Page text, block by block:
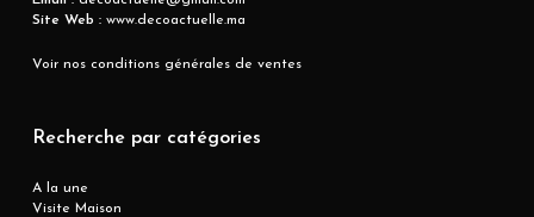
Site Web :www.decoactuelle.ma
Voir nos conditions générales de ventes
Recherche par catégories
A la une
Visite Maison